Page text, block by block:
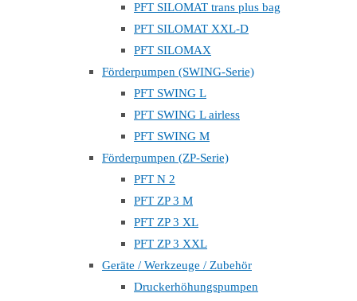
PFT SILOMAT trans plus bag
PFT SILOMAT XXL-D
PFT SILOMAX
Förderpumpen (SWING-Serie)
PFT SWING L
PFT SWING L airless
PFT SWING M
Förderpumpen (ZP-Serie)
PFT N 2
PFT ZP 3 M
PFT ZP 3 XL
PFT ZP 3 XXL
Geräte / Werkzeuge / Zubehör
Druckerhöhungspumpen